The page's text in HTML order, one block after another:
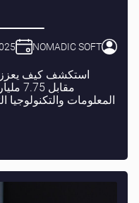
NOMADIC SOFT
المعلومات والتكنولوجيا